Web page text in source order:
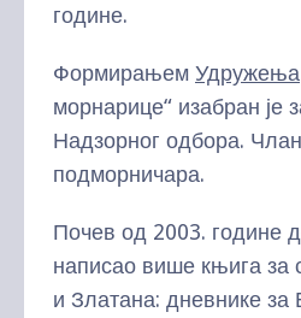
године.
Формирањем Удружења
морнарице“ изабран је
Надзорног одбора.
подморничара.
Почев од 2003. године
написао више књига за
и Златана: дневнике за